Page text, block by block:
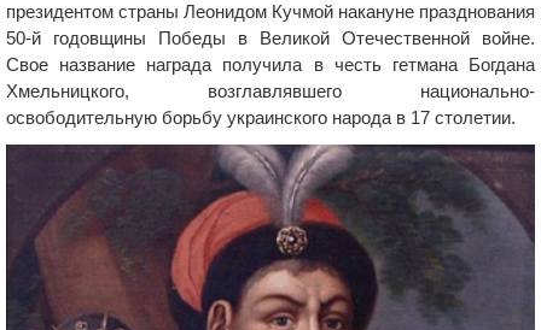
президентом страны Леонидом Кучмой накануне празднования
50-й годовщины Победы в Великой Отечественной войне.
Свое название награда получила в честь гетмана Богдана
Хмельницкого, возглавлявшего национально-
освободительную борьбу украинского народа в 17 столетии.